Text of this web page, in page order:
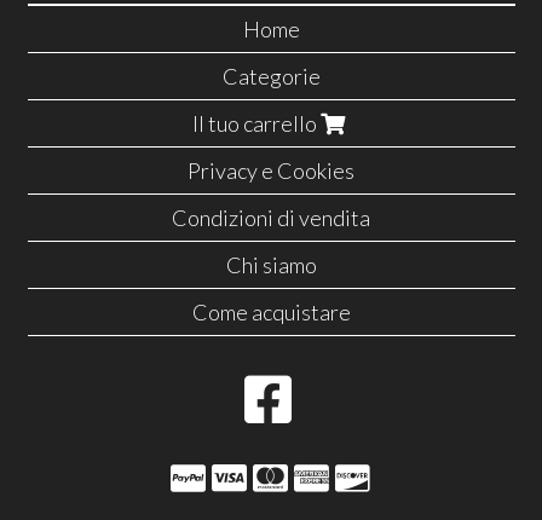
Home
Categorie
Il tuo carrello
Privacy e Cookies
Condizioni di vendita
Chi siamo
Come acquistare